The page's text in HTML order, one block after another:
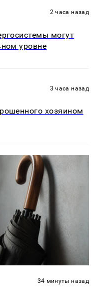
2 часа назад
могут
уровне
3 часа назад
хозяином
34 минуты назад